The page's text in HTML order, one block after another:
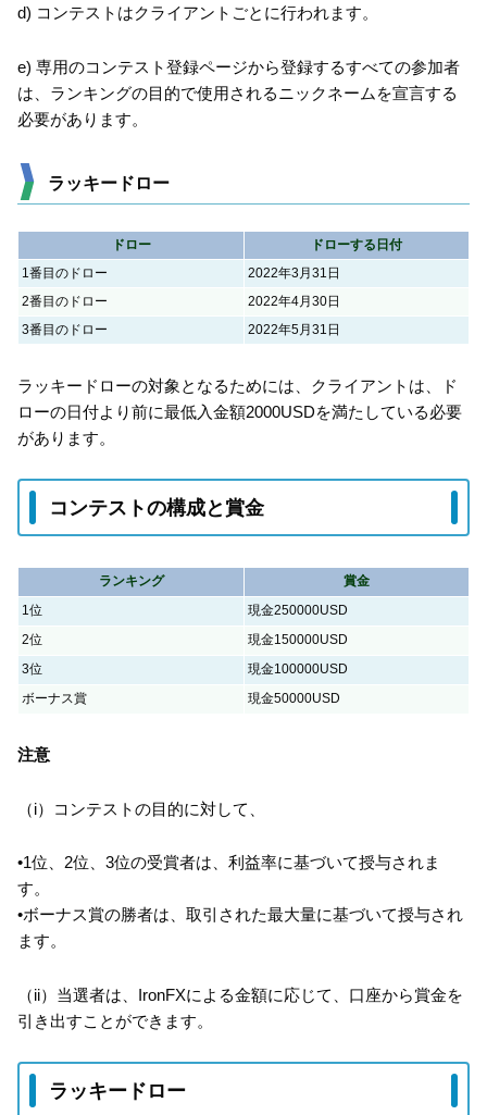
d) コンテストはクライアントごとに行われます。
e) 専用のコンテスト登録ページから登録するすべての参加者
は、ランキングの目的で使用されるニックネームを宣言する
必要があります。
ラッキードロー
ドロー
ドローする日付
1番目のドロー
2022年3月31日
2番目のドロー
2022年4月30日
3番目のドロー
2022年5月31日
ラッキードローの対象となるためには、クライアントは、ド
ローの日付より前に最低入金額2000USDを満たしている必要
があります。
コンテストの構成と賞金
ランキング
賞金
1位
現金250000USD
2位
現金150000USD
3位
現金100000USD
ボーナス賞
現金50000USD
注意
（i）コンテストの目的に対して、
•1位、2位、3位の受賞者は、利益率に基づいて授与されま
す。
•ボーナス賞の勝者は、取引された最大量に基づいて授与され
ます。
（ii）当選者は、IronFXによる金額に応じて、口座から賞金を
引き出すことができます。
ラッキードロー